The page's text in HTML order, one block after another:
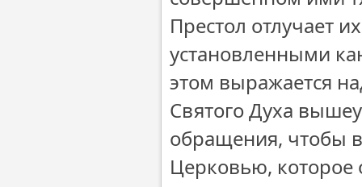
Престол отлучает
установленными
этом выражается
Святого Духа
обращения, чтобы
Церковью,